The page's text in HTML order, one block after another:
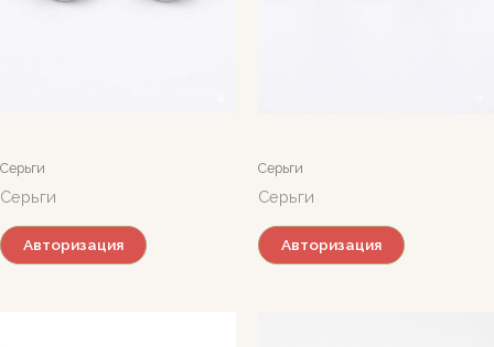
Серьги
Серьги
Авторизация
Серьги
Серьги
Авторизация